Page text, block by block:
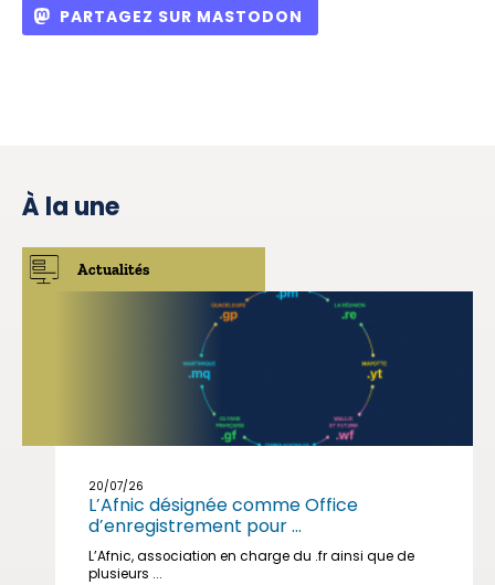
PARTAGEZ SUR MASTODON
À la une
Actualités
20/07/26
L’Afnic désignée comme Office
d’enregistrement pour ...
L’Afnic, association en charge du .fr ainsi que de
plusieurs ...